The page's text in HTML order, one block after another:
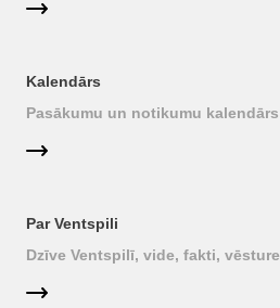
Kalendārs
Pasākumu un notikumu kalendārs
Par Ventspili
Dzīve Ventspilī, vide, fakti, vēsture